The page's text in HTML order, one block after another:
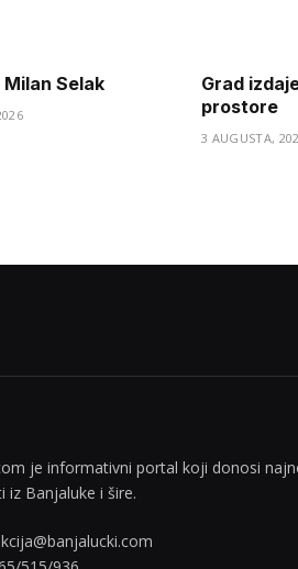
Milan Selak
Grad
prostore
3 AUGUSTA,
je informativni portal koji donosi
iz Banjaluke i šire.